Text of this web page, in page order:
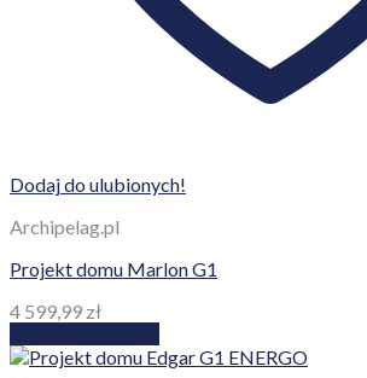
Dodaj do ulubionych!
Archipelag.pl
Projekt domu Marlon G1
4 599,99 zł